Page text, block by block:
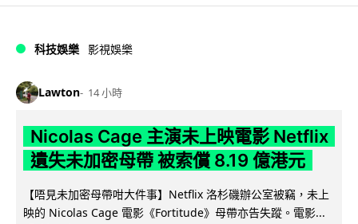
科技娛樂 影視娛樂
Lawton 14 小時
Nicolas Cage 主演未上映電影 Netflix
遺失未加密母帶 被索償 8.19 億港元
【唔見未加密母帶咁大件事】Netflix 洛杉磯辦公室被竊，未上
映的 Nicolas Cage 電影《Fortitude》母帶亦告失蹤。電影...